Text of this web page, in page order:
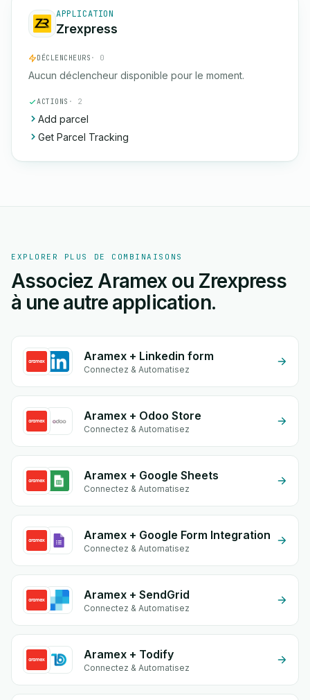
APPLICATION
Zrexpress
DÉCLENCHEURS · 0
Aucun déclencheur disponible pour le moment.
ACTIONS · 2
Add parcel
Get Parcel Tracking
EXPLORER PLUS DE COMBINAISONS
Associez Aramex ou Zrexpress
à une autre application.
Aramex + Linkedin form
Connectez & Automatisez
Aramex + Odoo Store
Connectez & Automatisez
Aramex + Google Sheets
Connectez & Automatisez
Aramex + Google Form Integration
Connectez & Automatisez
Aramex + SendGrid
Connectez & Automatisez
Aramex + Todify
Connectez & Automatisez